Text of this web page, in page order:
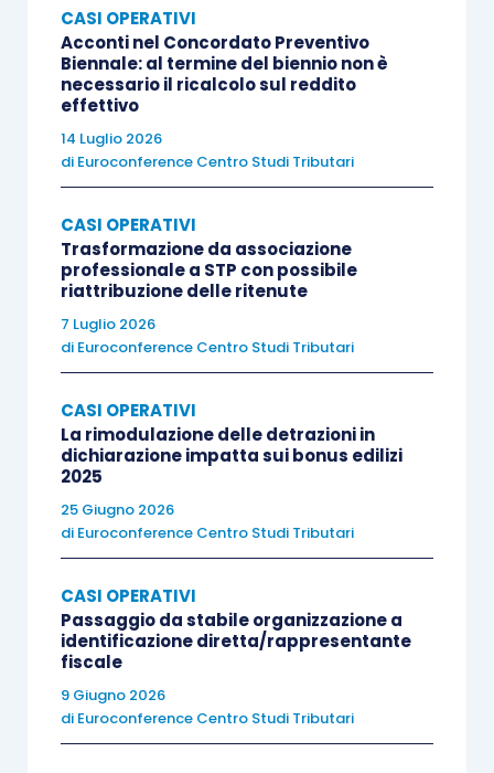
CASI OPERATIVI
Acconti nel Concordato Preventivo
Biennale: al termine del biennio non è
necessario il ricalcolo sul reddito
effettivo
14 Luglio 2026
di Euroconference Centro Studi Tributari
CASI OPERATIVI
Trasformazione da associazione
professionale a STP con possibile
riattribuzione delle ritenute
7 Luglio 2026
di Euroconference Centro Studi Tributari
CASI OPERATIVI
La rimodulazione delle detrazioni in
dichiarazione impatta sui bonus edilizi
2025
25 Giugno 2026
di Euroconference Centro Studi Tributari
CASI OPERATIVI
Passaggio da stabile organizzazione a
identificazione diretta/rappresentante
fiscale
9 Giugno 2026
di Euroconference Centro Studi Tributari